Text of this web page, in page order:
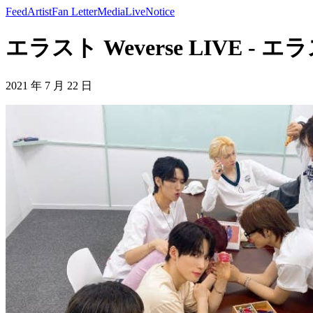
FeedArtistFan LetterMediaLiveNotice
エラスト Weverse LIVE - エ
2021 年 7 月 22 日